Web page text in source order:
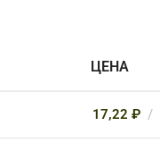
ЦЕНА
17,22 ₽